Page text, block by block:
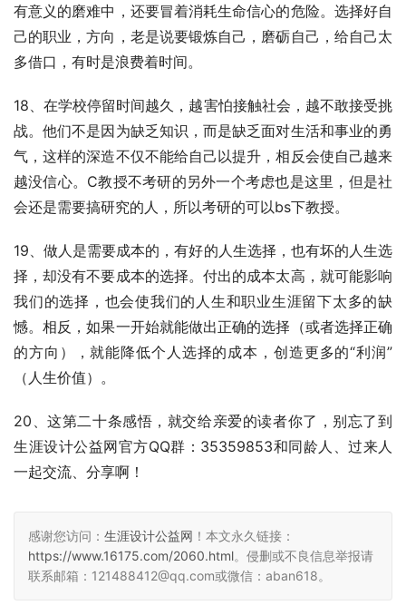
有意义的磨难中，还要冒着消耗生命信心的危险。选择好自
己的职业，方向，老是说要锻炼自己，磨砺自己，给自己太
多借口，有时是浪费着时间。
18、在学校停留时间越久，越害怕接触社会，越不敢接受挑
战。他们不是因为缺乏知识，而是缺乏面对生活和事业的勇
气，这样的深造不仅不能给自己以提升，相反会使自己越来
越没信心。C教授不考研的另外一个考虑也是这里，但是社
会还是需要搞研究的人，所以考研的可以bs下教授。
19、做人是需要成本的，有好的人生选择，也有坏的人生选
择，却没有不要成本的选择。付出的成本太高，就可能影响
我们的选择，也会使我们的人生和职业生涯留下太多的缺
憾。相反，如果一开始就能做出正确的选择（或者选择正确
的方向），就能降低个人选择的成本，创造更多的“利润”
（人生价值）。
20、这第二十条感悟，就交给亲爱的读者你了，别忘了到
生涯设计公益网官方QQ群：35359853和同龄人、过来人
一起交流、分享啊！
感谢您访问： 生涯设计公益网 ！本文永久链接：
https://www.16175.com/2060.html。侵删或不良信息举报请
联系邮箱：121488412@qq.com或微信：aban618。